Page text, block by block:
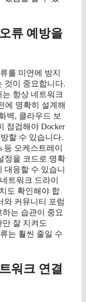
류 예방을
를 미연에 방지
것이 중요합니다.
항상 네트워크
에 명확히 설계해
벽, 클라우드 보
점검해야 Docker
할 수 있습니다.
등 오케스트레이
정을 코드로 명확
대응할 수 있습니
트워크 드라이
도 확인해야 합
와 커뮤니티 포럼
는 습관이 중요
잘 지켜도
는 훨씬 줄일 수
워크 연결